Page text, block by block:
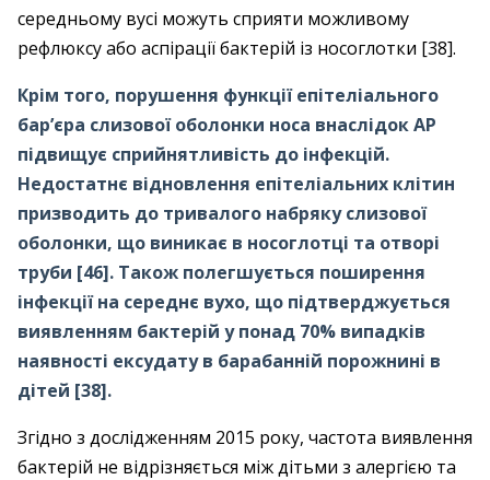
середньому вусі можуть сприяти можливому
рефлюксу або аспірації бактерій із носоглотки [38].
Крім того, порушення функції епітеліального
бар’єра слизової оболонки носа внаслідок АР
підвищує сприйнятливість до інфекцій.
Недостатнє відновлення епітеліальних клітин
призводить до тривалого набряку слизової
оболонки, що виникає в носоглотці та отворі
труби [46]. Також полегшується поширення
інфекції на середнє вухо, що підтверджується
виявленням бактерій у понад 70% випадків
наявності ексудату в барабанній порожнині в
дітей [38].
Згідно з дослідженням 2015 року, частота виявлення
бактерій не відрізняється між дітьми з алергією та